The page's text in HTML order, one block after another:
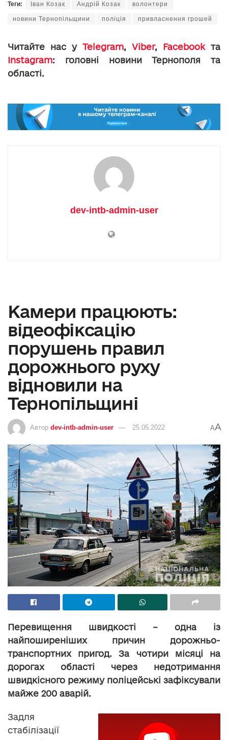
Теги: Іван Козак Андрій Козак волонтери
новини Тернопільщини поліція привласнення грошей
Читайте нас у Telegram, Viber, Facebookта
Instagram: головні новини Тернополя та
області.
dev-intb-admin-user
Камери працюють:
відеофіксацію
порушень правил
дорожнього руху
відновили на
Тернопільщині
Автор dev-intb-admin-user 25.05.2022 AA
Перевищення швидкості – одна із
найпоширеніших причин дорожньо-
транспортних пригод. За чотири місяці на
дорогах області через недотримання
швидкісного режиму поліцейські зафіксували
майже 200 аварій.
Задля
стабілізації